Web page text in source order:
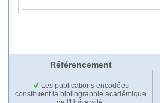
Référencement
Les publications encodées
constituent la bibliographie académique